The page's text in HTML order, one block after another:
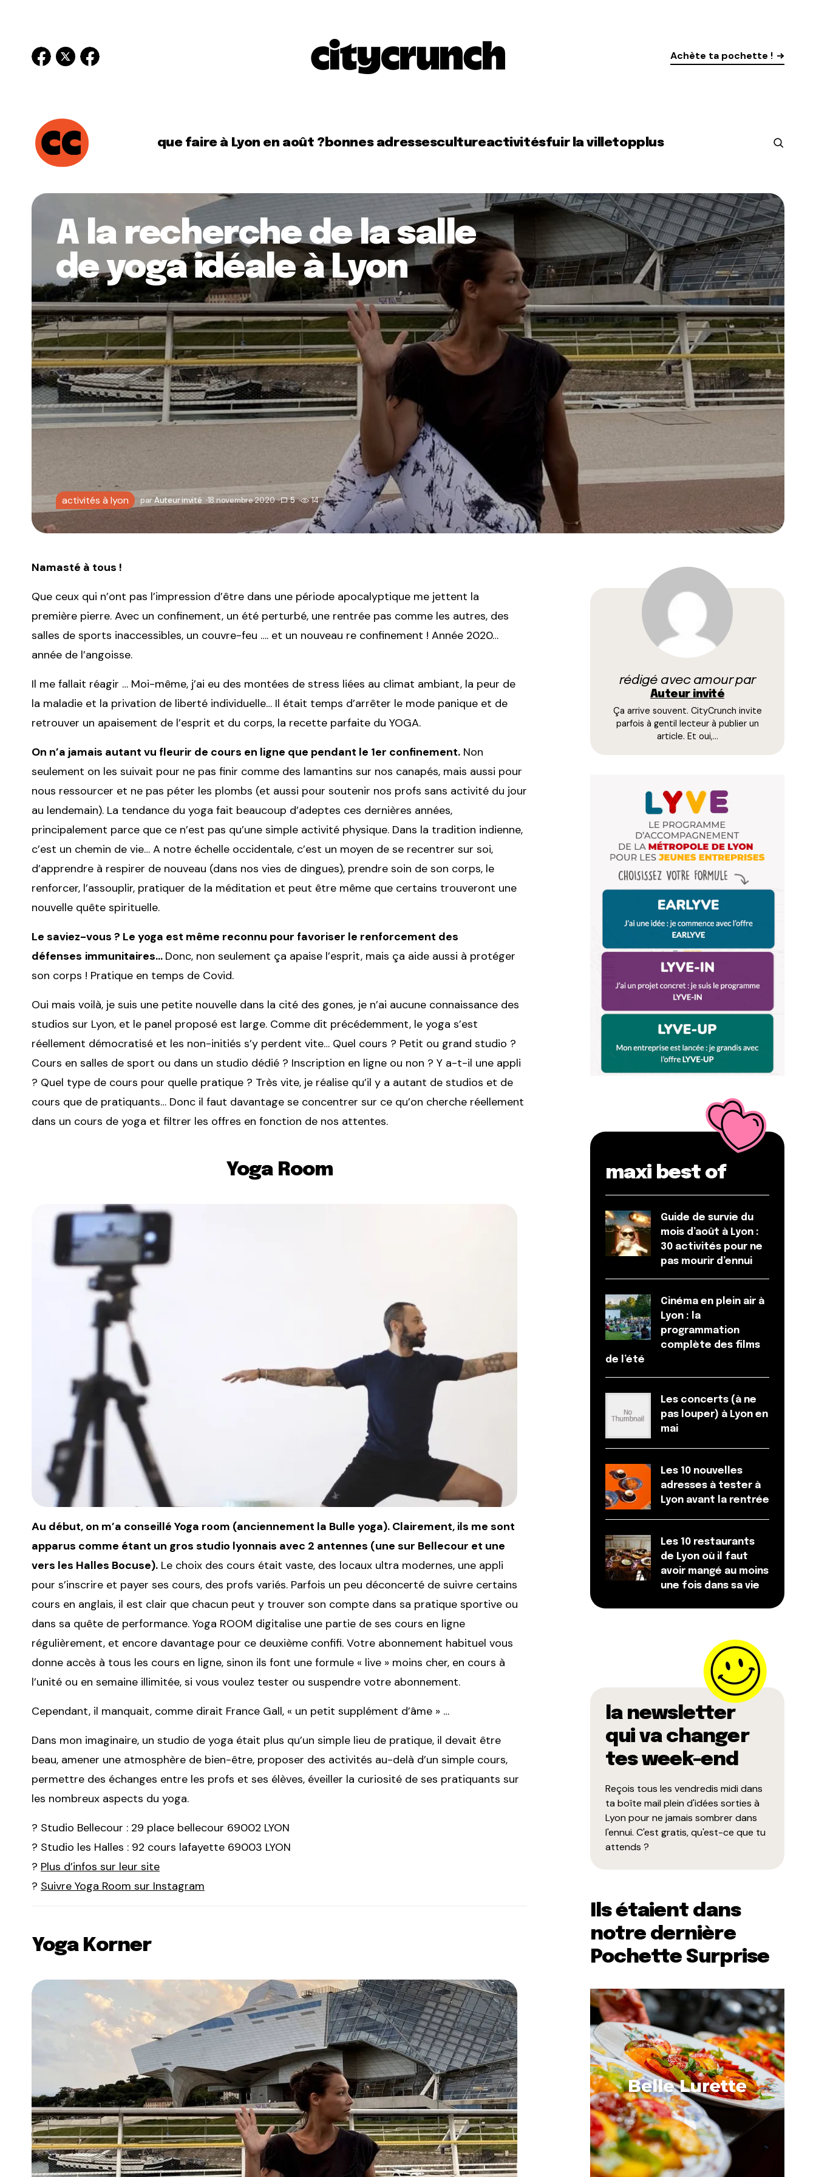
Achète ta pochette !
que faire à Lyon en août ?bonnes adressescultureactivitésfuir la villetopplus
A la recherche de la salle
de yoga idéale à Lyon
activités à lyon parAuteur invité 18 novembre 2020 5 14
Namasté à tous !
Que ceux qui n’ont pas l’impression d’être dans une période apocalyptique me jettent la
première pierre. Avec un confinement, un été perturbé, une rentrée pas comme les autres, des
salles de sports inaccessibles, un couvre-feu …. et un nouveau re confinement ! Année 2020…
année de l’angoisse.
Il me fallait réagir … Moi-même, j’ai eu des montées de stress liées au climat ambiant, la peur de
la maladie et la privation de liberté individuelle… Il était temps d’arrêter le mode panique et de
retrouver un apaisement de l’esprit et du corps, la recette parfaite du YOGA.
On n’a jamais autant vu fleurir de cours en ligne que pendant le 1er confinement. Non
seulement on les suivait pour ne pas finir comme des lamantins sur nos canapés, mais aussi pour
nous ressourcer et ne pas péter les plombs (et aussi pour soutenir nos profs sans activité du jour
au lendemain). La tendance du yoga fait beaucoup d’adeptes ces dernières années,
principalement parce que ce n’est pas qu’une simple activité physique. Dans la tradition indienne,
c’est un chemin de vie… A notre échelle occidentale, c’est un moyen de se recentrer sur soi,
d’apprendre à respirer de nouveau (dans nos vies de dingues), prendre soin de son corps, le
renforcer, l’assouplir, pratiquer de la méditation et peut être même que certains trouveront une
nouvelle quête spirituelle.
Le saviez-vous ? Le yoga est même reconnu pour favoriser le renforcement des
défenses immunitaires… Donc, non seulement ça apaise l’esprit, mais ça aide aussi à protéger
son corps ! Pratique en temps de Covid.
Oui mais voilà, je suis une petite nouvelle dans la cité des gones, je n’ai aucune connaissance des
studios sur Lyon, et le panel proposé est large. Comme dit précédemment, le yoga s’est
réellement démocratisé et les non-initiés s’y perdent vite… Quel cours ? Petit ou grand studio ?
Cours en salles de sport ou dans un studio dédié ? Inscription en ligne ou non ? Y a-t-il une appli
? Quel type de cours pour quelle pratique ? Très vite, je réalise qu’il y a autant de studios et de
cours que de pratiquants… Donc il faut davantage se concentrer sur ce qu’on cherche réellement
dans un cours de yoga et filtrer les offres en fonction de nos attentes.
Yoga Room
Au début, on m’a conseillé Yoga room (anciennement la Bulle yoga). Clairement, ils me sont
apparus comme étant un gros studio lyonnais avec 2 antennes (une sur Bellecour et une
vers les Halles Bocuse). Le choix des cours était vaste, des locaux ultra modernes, une appli
pour s’inscrire et payer ses cours, des profs variés. Parfois un peu déconcerté de suivre certains
cours en anglais, il est clair que chacun peut y trouver son compte dans sa pratique sportive ou
dans sa quête de performance. Yoga ROOM digitalise une partie de ses cours en ligne
régulièrement, et encore davantage pour ce deuxième confifi. Votre abonnement habituel vous
donne accès à tous les cours en ligne, sinon ils font une formule « live » moins cher, en cours à
l’unité ou en semaine illimitée, si vous voulez tester ou suspendre votre abonnement.
Cependant, il manquait, comme dirait France Gall, « un petit supplément d’âme » …
Dans mon imaginaire, un studio de yoga était plus qu’un simple lieu de pratique, il devait être
beau, amener une atmosphère de bien-être, proposer des activités au-delà d’un simple cours,
permettre des échanges entre les profs et ses élèves, éveiller la curiosité de ses pratiquants sur
les nombreux aspects du yoga.
? Studio Bellecour : 29 place bellecour 69002 LYON
? Studio les Halles : 92 cours lafayette 69003 LYON
? Plus d’infos sur leur site
? Suivre Yoga Room sur Instagram
Yoga Korner
rédigé avec amour par
Auteur invité
Ça arrive souvent. CityCrunch invite
parfois à gentil lecteur à publier un
article. Et oui,…
maxi best of
Guide de survie du
mois d’août à Lyon :
30 activités pour ne
pas mourir d’ennui
Cinéma en plein air à
Lyon : la
programmation
complète des films
de l’été
Les concerts (à ne
pas louper) à Lyon en
mai
Les 10 nouvelles
adresses à tester à
Lyon avant la rentrée
Les 10 restaurants
de Lyon où il faut
avoir mangé au moins
une fois dans sa vie
la newsletter
qui va changer
tes week-end
Reçois tous les vendredis midi dans
ta boîte mail plein d'idées sorties à
Lyon pour ne jamais sombrer dans
l'ennui. C'est gratis, qu'est-ce que tu
attends ?
Ils étaient dans
notre dernière
Pochette Surprise